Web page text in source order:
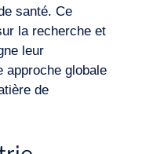
santé. Ce
la recherche et
leur
approche globale
de